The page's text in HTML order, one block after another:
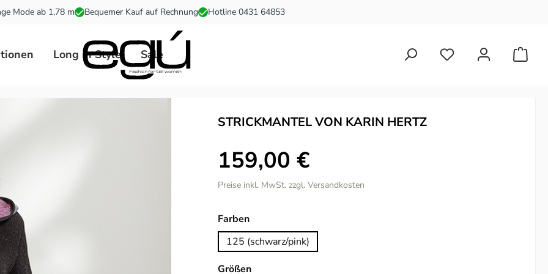
Mode ab 1,78 m Bequemer Kauf auf Rechnung Hotline 0431 64853
Long in Style Sale Du hast 0 Produkte auf
STRICKMANTEL VON KARIN HERTZ
159,00 €
Preise inkl. MwSt. zzgl. Versandkosten
Farbenauswählen
125 (schwarz/pink)
Größenauswählen